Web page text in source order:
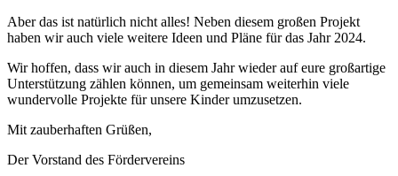
Aber das ist natürlich nicht alles! Neben diesem großen Projekt
haben wir auch viele weitere Ideen und Pläne für das Jahr 2024.
Wir hoffen, dass wir auch in diesem Jahr wieder auf eure großartige
Unterstützung zählen können, um gemeinsam weiterhin viele
wundervolle Projekte für unsere Kinder umzusetzen.
Mit zauberhaften Grüßen,
Der Vorstand des Fördervereins